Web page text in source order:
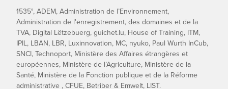
1535°, ADEM, Administration de l’Environnement,
Administration de l'enregistrement, des domaines et de la
TVA, Digital Lëtzebuerg, guichet.lu, House of Training, ITM,
IPIL, LBAN, LBR, Luxinnovation, MC, nyuko, Paul Wurth InCub,
SNCI, Technoport, Ministère des Affaires étrangères et
européennes, Ministère de l’Agriculture, Ministère de la
Santé, Ministère de la Fonction publique et de la Réforme
administrative , CFUE, Betriber & Emwelt, LIST.